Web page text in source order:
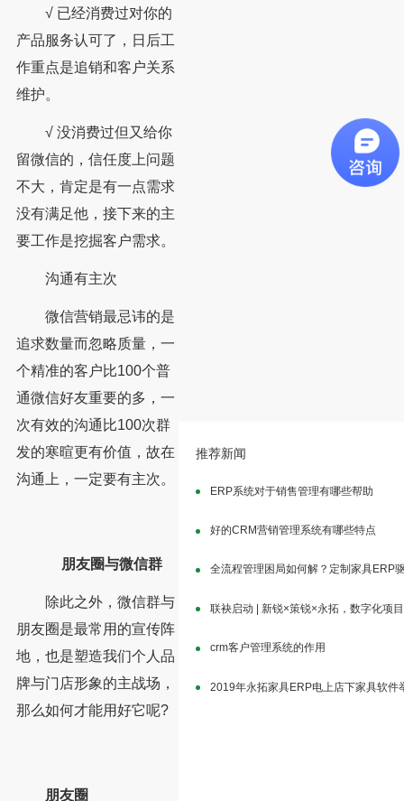
√ 已经消费过对你的
产品服务认可了，日后工
作重点是追销和客户关系
维护。
√ 没消费过但又给你
留微信的，信任度上问题
不大，肯定是有一点需求
没有满足他，接下来的主
要工作是挖掘客户需求。
沟通有主次
微信营销最忌讳的是
追求数量而忽略质量，一
个精准的客户比100个普
通微信好友重要的多，一
次有效的沟通比100次群
发的寒暄更有价值，故在
沟通上，一定要有主次。
朋友圈与微信群
除此之外，微信群与
朋友圈是最常用的宣传阵
地，也是塑造我们个人品
牌与门店形象的主战场，
那么如何才能用好它呢?
朋友圈
推荐新闻
ERP系统对于销售管理有哪些帮助
好的CRM营销管理系统有哪些特点
全流程管理困局如何解？定制家具ERP
联袂启动 | 新锐×策锐×永拓，数字化项
crm客户管理系统的作用
2019年永拓家具ERP电上店下家具软件